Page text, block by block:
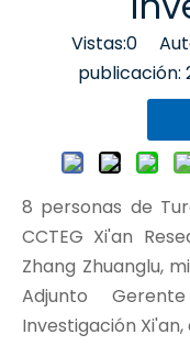
Vistas:0
8 personas de
CCTEG Xi'an
Zhang Zhuanglu,
Adjunto
Investigación Xi'an,